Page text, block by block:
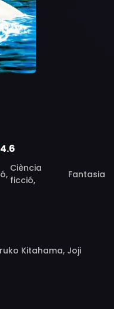
4.6
Ciència
ficció,
Fantasia
Kitahama, Joji
Shibata, Taeko
Takiguchi, Yonehiko
Hiroshi Ôtake,